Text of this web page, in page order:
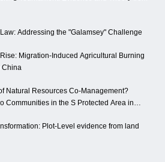
Addressing the "Galamsey" Challenge
Migration-Induced Agricultural Burning
China
Natural Resources Co-Management?
Communities in the S Protected Area in
Plot-Level evidence from land